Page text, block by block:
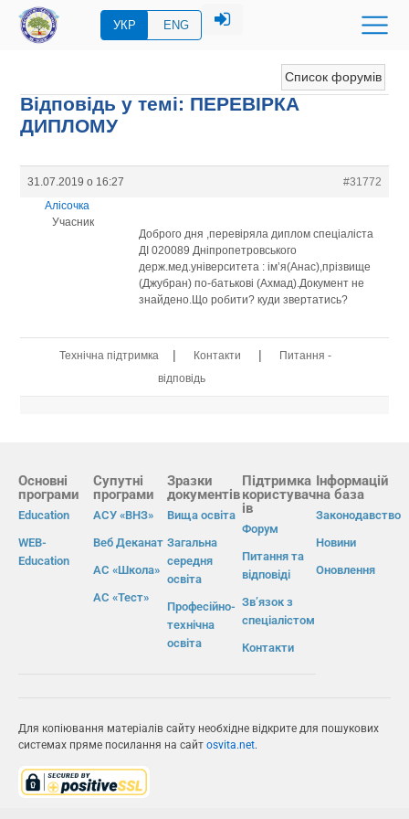
УКР ENG
Список форумів
Відповідь у темі: ПЕРЕВIРКА
ДИПЛОМУ
31.07.2019 о 16:27
#31772
Алісочка
Учасник
Доброго дня ,перевіряла диплом спеціаліста
ДІ 020089 Дніпропетровського
держ.мед.університета : ім’я(Анас),прізвище
(Джубран) по-батькові (Ахмад).Документ не
знайдено.Що робити? куди звертатись?
Технічна підтримка | Контакти |
Питання -
відповідь
Основні
програми
Education
WEB-
Education
Супутні
програми
АСУ «ВНЗ»
Веб Деканат
АС «Школа»
АС «Тест»
Зразки
документів
Вища освіта
Загальна
середня
освіта
Професійно-
технічна
освіта
Підтримка
користувач
ів
Форум
Питання та
відповіді
Зв’язок з
спеціалістом
Контакти
Інформацій
на база
Законодавство
Новини
Оновлення
Для копіювання матеріалів сайту необхідне відкрите для пошукових
системах пряме посилання на сайт osvita.net.